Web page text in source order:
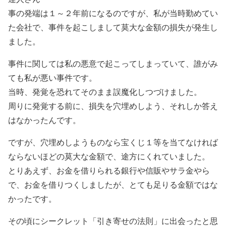
事の発端は１～２年前になるのですが、私が当時勤めてい
た会社で、事件を起こしまして莫大な金額の損失が発生し
ました。
事件に関しては私の悪意で起こってしまっていて、誰がみ
ても私が悪い事件です。
当時、発覚を恐れてそのまま誤魔化しつづけました。
周りに発覚する前に、損失を穴埋めしよう、それしか答え
はなかったんです。
ですが、穴埋めしようものなら宝くじ１等を当てなければ
ならないほどの莫大な金額で、途方にくれていました。
とりあえず、お金を借りられる銀行や信販やサラ金やら
で、お金を借りつくしましたが、とても足りる金額ではな
かったです。
その頃にシークレット「引き寄せの法則」に出会ったと思